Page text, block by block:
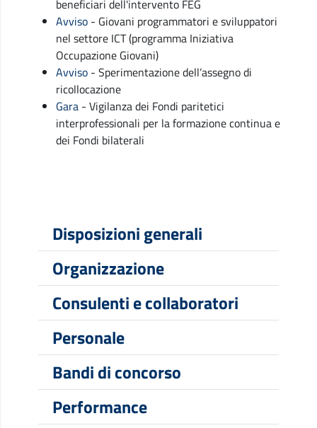
beneficiari dell'intervento FEG
Avviso - Giovani programmatori e sviluppatori
nel settore ICT (programma Iniziativa
Occupazione Giovani)
Avviso - Sperimentazione dell’assegno di
ricollocazione
Gara - Vigilanza dei Fondi paritetici
interprofessionali per la formazione continua e
dei Fondi bilaterali
Disposizioni generali
Organizzazione
Consulenti e collaboratori
Personale
Bandi di concorso
Performance